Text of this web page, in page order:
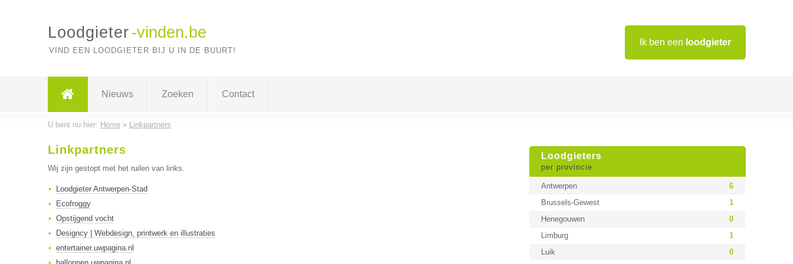
Ik ben een loodgieter
Loodgieter -vinden.be
VIND EEN LOODGIETER BIJ U IN DE BUURT!
Nieuws Zoeken Contact
U bent nu hier: Home» Linkpartners
Loodgieters
per provincie
Antwerpen
6
Brussels-Gewest
1
Henegouwen
0
Limburg
1
Luik
0
Linkpartners
Wij zijn gestopt met het ruilen van links.
Loodgieter Antwerpen-Stad
Ecofroggy
Opstijgend vocht
Designcy | Webdesign, printwerk en illustraties
entertainer.uwpagina.nl